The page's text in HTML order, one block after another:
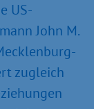
US-
John M.
zugleich